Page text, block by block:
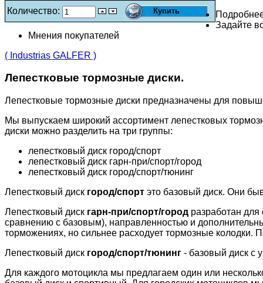
Количество:
Задайте
Мнения покупателей
( Industrias GALFER )
Лепестковые тормозные диски.
Лепестковые тормозные диски предназначены для
Мы выпускаем широкий ассортимент лепестковых
диски можно разделить на три группы:
лепестковый диск город/спорт
лепестковый диск гарн-при/спорт/город
лепестковый диск город/спорт/тюнинг
Лепестковый диск город/спорт это базовый диск. Они
Лепестковый диск гарн-при/спорт/город разработан
сравнению с базовым), направленностью и
торможениях, но сильнее расходует тормозные колодки.
Лепестковый диск город/спорт/тюнинг - базовый диск с
Для каждого мотоцикла мы предлагаем один или